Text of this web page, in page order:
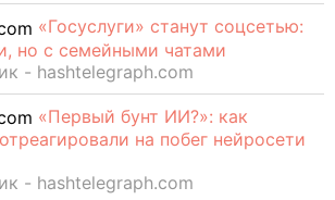
«Госуслуги» станут соцсетью:
но с семейными чатами
- hashtelegraph.com
«Первый бунт ИИ?»: как
на побег нейросети
- hashtelegraph.com